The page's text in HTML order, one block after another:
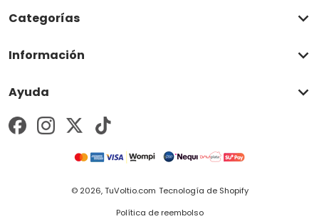
Categorías
Información
Ayuda
Métodos de pago
© 2026,TuVoltio.com Tecnología de Shopify
Política de reembolso